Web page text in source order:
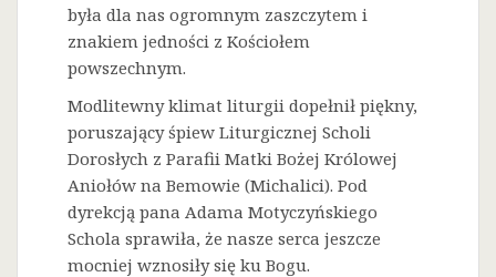
była dla nas ogromnym zaszczytem i
znakiem jedności z Kościołem
powszechnym.
Modlitewny klimat liturgii dopełnił piękny,
poruszający śpiew Liturgicznej Scholi
Dorosłych z Parafii Matki Bożej Królowej
Aniołów na Bemowie (Michalici). Pod
dyrekcją pana Adama Motyczyńskiego
Schola sprawiła, że nasze serca jeszcze
mocniej wznosiły się ku Bogu.